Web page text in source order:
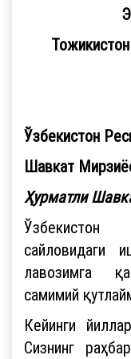
Ўзбекистон
Шавкат
Ҳурматли
Ўзбекистон
сайловидаги
лавозимга
самимий
Кейинги
Сизнинг